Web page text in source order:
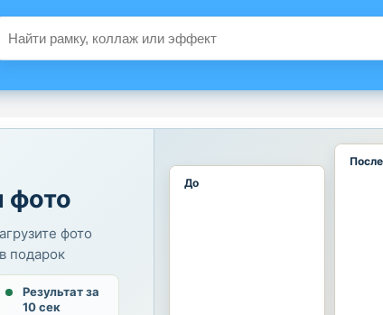
фото
фото
подарок
Результат за
10 сек
До
После